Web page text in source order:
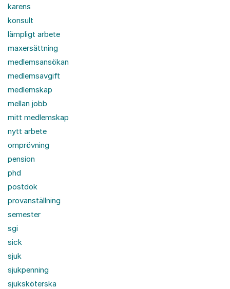
karens
konsult
lämpligt arbete
maxersättning
medlemsansökan
medlemsavgift
medlemskap
mellan jobb
mitt medlemskap
nytt arbete
omprövning
pension
phd
postdok
provanställning
semester
sgi
sick
sjuk
sjukpenning
sjuksköterska